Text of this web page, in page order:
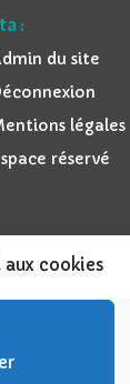
cookies
:
du site
légales
réservé